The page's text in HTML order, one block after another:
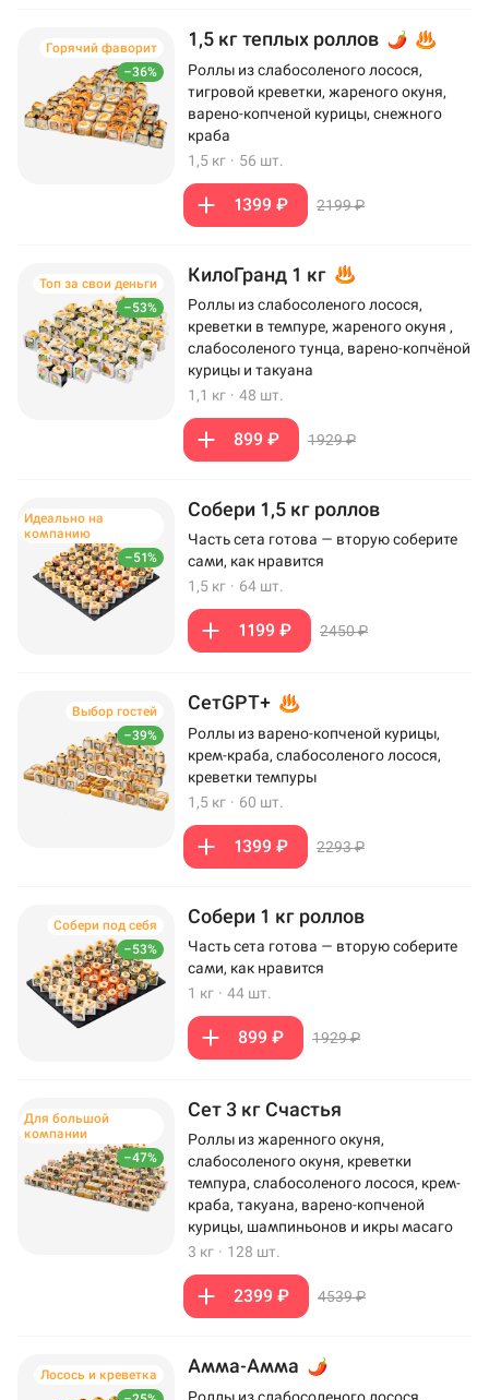
–36%
Горячий фаворит 1,5 кг теплых роллов
Роллы из слабосоленого лосося,
тигровой креветки, жареного окуня,
варено-копченой курицы, снежного
краба
1,5 кг · 56 шт.
1399 ₽ 2199 ₽
–53%
Топ за свои деньги КилоГранд 1 кг
Роллы из слабосоленого лосося,
креветки в темпуре, жареного окуня ,
слабосоленого тунца, варено-копчёной
курицы и такуана
1,1 кг · 48 шт.
899 ₽ 1929 ₽
–51%
Идеально на
компанию
Собери 1,5 кг роллов
Часть сета готова — вторую соберите
сами, как нравится
1,5 кг · 64 шт.
1199 ₽ 2450 ₽
–39%
Выбор гостей СетGPT+
Роллы из варено-копченой курицы,
крем-краба, слабосоленого лосося,
креветки темпуры
1,5 кг · 60 шт.
1399 ₽ 2293 ₽
–53%
Собери под себя Собери 1 кг роллов
Часть сета готова — вторую соберите
сами, как нравится
1 кг · 44 шт.
899 ₽ 1929 ₽
–47%
Для большой
компании
Сет 3 кг Счастья
Роллы из жаренного окуня,
слабосоленого окуня, креветки
темпура, слабосоленого лосося, крем-
краба, такуана, варено-копченой
курицы, шампиньонов и икры масаго
3 кг · 128 шт.
2399 ₽ 4539 ₽
Лосось и креветка Амма-Амма